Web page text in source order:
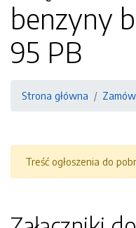
benzyny
95 PB
Strona główna
Treść ogłoszenia do